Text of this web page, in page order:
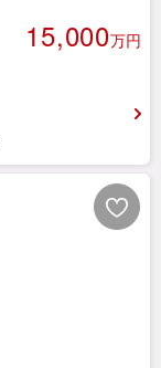
15,000万円